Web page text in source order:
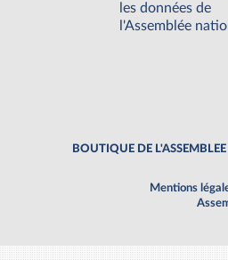
les données de
l'Assemblée
BOUTIQUE DE L'ASSEMBLEE
Mentions